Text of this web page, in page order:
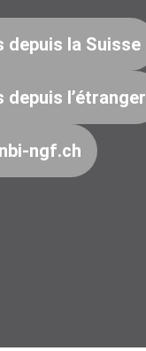
depuis la Suisse
depuis l’étranger
ngf.ch